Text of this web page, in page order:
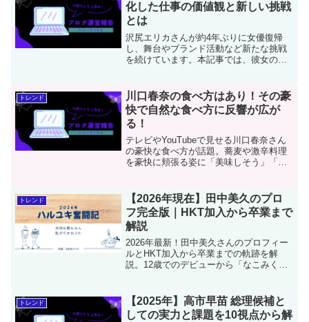
化した仕事の価値観と新しい挑戦
とは
沢尻エリカさんが約4年ぶりに女優復帰
し、舞台やブランド活動など新たな挑戦
を続けています。本記事では、彼女の現
トレンド
川口春奈の食べ方はあり！その豪
快で自然な食べ方に反響が広が
る！
テレビやYouTubeで見せる川口春奈さん
の豪快な食べ方が話題。蕎麦や激辛料理
を豪快に頬張る姿に「美味しそう」「自
魅力を深掘りします。
トレンド
【2026年現在】田中美久のプロ
フ完全版｜HKT加入から卒業まで
解説
2026年最新！田中美久さんのプロフィー
ルとHKT加入から卒業までの軌跡を解
説。12歳でのデビューから「なこみく」
躍進する現在の活動までを一本の線でま
とめました。
トレンド
【2025年】高市早苗 総理候補と
しての実力と課題を10視点から解